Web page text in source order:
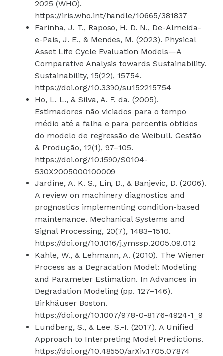
2025 (WHO).
https://iris.who.int/handle/10665/381837
Farinha, J. T., Raposo, H. D. N., De-Almeida-
e-Pais, J. E., & Mendes, M. (2023). Physical
Asset Life Cycle Evaluation Models—A
Comparative Analysis towards Sustainability.
Sustainability, 15(22), 15754.
https://doi.org/10.3390/su152215754
Ho, L. L., & Silva, A. F. da. (2005).
Estimadores não viciados para o tempo
médio até a falha e para percentis obtidos
do modelo de regressão de Weibull. Gestão
& Produção, 12(1), 97–105.
https://doi.org/10.1590/S0104-
530X2005000100009
Jardine, A. K. S., Lin, D., & Banjevic, D. (2006).
A review on machinery diagnostics and
prognostics implementing condition-based
maintenance. Mechanical Systems and
Signal Processing, 20(7), 1483–1510.
https://doi.org/10.1016/j.ymssp.2005.09.012
Kahle, W., & Lehmann, A. (2010). The Wiener
Process as a Degradation Model: Modeling
and Parameter Estimation. In Advances in
Degradation Modeling (pp. 127–146).
Birkhäuser Boston.
https://doi.org/10.1007/978-0-8176-4924-1_9
Lundberg, S., & Lee, S.-I. (2017). A Unified
Approach to Interpreting Model Predictions.
https://doi.org/10.48550/arXiv.1705.07874